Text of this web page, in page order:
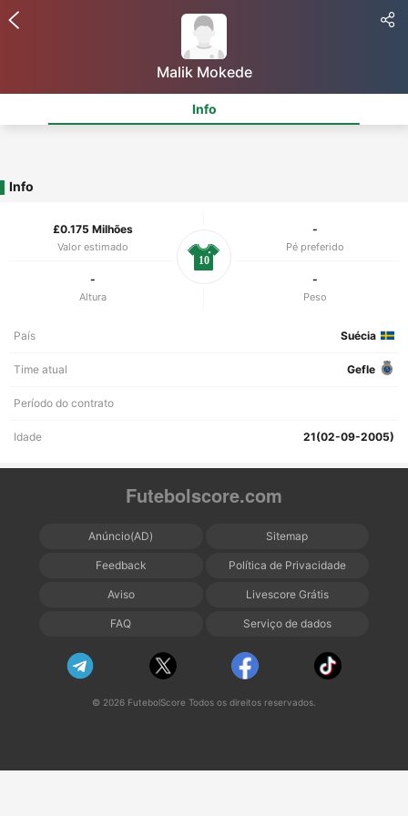
Malik Mokede
Info
Info
£0.175 Milhões
Valor estimado
-
Pé preferido
-
Altura
-
Peso
10
País Suécia
Time atual Gefle
Período do contrato
Idade 21(02-09-2005)
Futebolscore.com
Anúncio(AD) Sitemap
Feedback Política de Privacidade
Aviso Livescore Grátis
FAQ Serviço de dados
© 2026 FutebolScore Todos os direitos reservados.